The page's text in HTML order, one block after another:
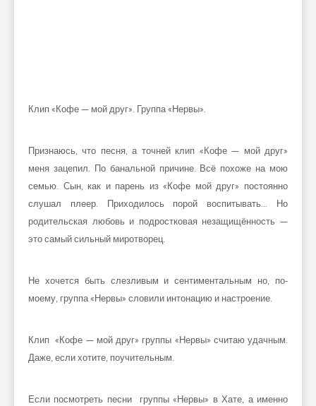
Клип «Кофе — мой друг». Группа «Нервы».
Признаюсь, что песня, а точней клип «Кофе — мой друг»
меня зацепил. По банальной причине. Всё похоже на мою
семью. Сын, как и парень из «Кофе мой друг» постоянно
слушал плеер. Приходилось порой воспитывать… Но
родительская любовь и подростковая незащищённость —
это самый сильный миротворец.
Не хочется быть слезливым и сентиментальным но, по-
моему, группа «Нервы» словили интонацию и настроение.
Клип «Кофе — мой друг» группы «Нервы» считаю удачным.
Даже, если хотите, поучительным.
Если посмотреть песни группы «Нервы» в Хате, а именно